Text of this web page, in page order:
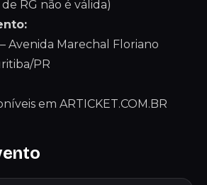
RG não é válida)
Avenida Marechal Floriano
PR
em ARTICKET.COM.BR